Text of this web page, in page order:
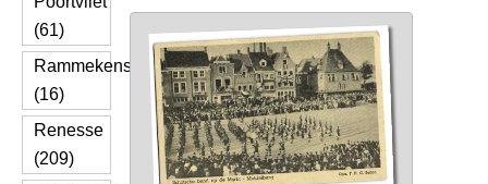
(61)
Rammekens
(16)
Renesse
(209)